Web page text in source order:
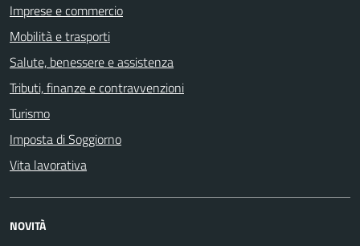
Imprese e commercio
Mobilità e trasporti
Salute, benessere e assistenza
Tributi, finanze e contravvenzioni
Turismo
Imposta di Soggiorno
Vita lavorativa
NOVITÀ